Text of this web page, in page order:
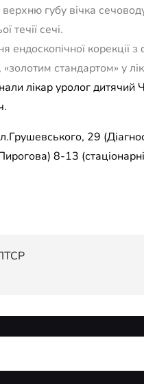
верхню губу вічка
течії сечі.
ендоскопічної
стандартом» у
лікар уролог
29
8-13 (стаціонарні